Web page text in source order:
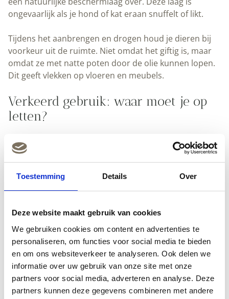
Toestemming Details Over
Deze website maakt gebruik van cookies
We gebruiken cookies om content en advertenties te
personaliseren, om functies voor social media te bieden
en om ons websiteverkeer te analyseren. Ook delen we
informatie over uw gebruik van onze site met onze
partners voor social media, adverteren en analyse. Deze
partners kunnen deze gegevens combineren met andere
ongevaarlijk als je hond of kat eraan snuffelt of likt.
Tijdens het aanbrengen en drogen houd je dieren bij
voorkeur uit de ruimte. Niet omdat het giftig is, maar
omdat ze met natte poten door de olie kunnen lopen.
Dit geeft vlekken op vloeren en meubels.
Verkeerd gebruik: waar moet je op
letten?
Hoewel gekookte lijnolie niet giftig is, vraagt het
product wel zorgvuldig gebruik. De grootste gevaren
zitten niet in de samenstelling, maar in verkeerde
toepassing.
poetslappen
Het grootste risico bij werken met lijnolie is
zelfontbranding. Doeken en lappen met lijnolie kunnen
spontaan vlam vatten. Dit gebeurt door een chemische
reactie waarbij warmte vrijkomt.